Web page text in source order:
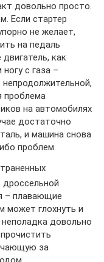
довольно просто.
Если стартер
не желает,
на педаль
как
с газа –
проблема
на автомобилях
достаточно
и машина снова
проблем.
дроссельной
– плавающие
может глохнуть и
довольно
за